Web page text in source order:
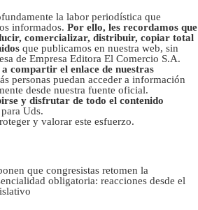
la labor periodística que
informados. Por ello, les recordamos que
comercializar, distribuir, copiar total
que publicamos en nuestra web, sin
de Empresa Editora El Comercio S.A.
compartir el enlace de nuestras
personas puedan acceder a información
desde nuestra fuente oficial.
y disfrutar de todo el contenido
Uds.
y valorar este esfuerzo.
que congresistas retomen la
obligatoria: reacciones desde el